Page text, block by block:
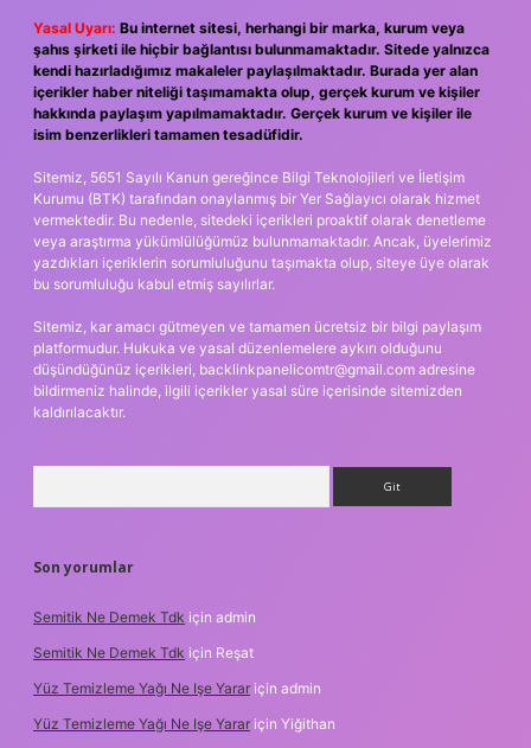
Yasal Uyarı: Bu internet sitesi, herhangi bir marka, kurum veya
şahıs şirketi ile hiçbir bağlantısı bulunmamaktadır. Sitede yalnızca
kendi hazırladığımız makaleler paylaşılmaktadır. Burada yer alan
içerikler haber niteliği taşımamakta olup, gerçek kurum ve kişiler
hakkında paylaşım yapılmamaktadır. Gerçek kurum ve kişiler ile
isim benzerlikleri tamamen tesadüfidir.
Sitemiz, 5651 Sayılı Kanun gereğince Bilgi Teknolojileri ve İletişim
Kurumu (BTK) tarafından onaylanmış bir Yer Sağlayıcı olarak hizmet
vermektedir. Bu nedenle, sitedeki içerikleri proaktif olarak denetleme
veya araştırma yükümlülüğümüz bulunmamaktadır. Ancak, üyelerimiz
yazdıkları içeriklerin sorumluluğunu taşımakta olup, siteye üye olarak
bu sorumluluğu kabul etmiş sayılırlar.
Sitemiz, kar amacı gütmeyen ve tamamen ücretsiz bir bilgi paylaşım
platformudur. Hukuka ve yasal düzenlemelere aykırı olduğunu
düşündüğünüz içerikleri, backlinkpanelicomtr@gmail.com adresine
bildirmeniz halinde, ilgili içerikler yasal süre içerisinde sitemizden
kaldırılacaktır.
Son yorumlar
Semitik Ne Demek Tdk için admin
Semitik Ne Demek Tdk için Reşat
Yüz Temizleme Yağı Ne Işe Yarar için admin
Yüz Temizleme Yağı Ne Işe Yarar için Yiğithan